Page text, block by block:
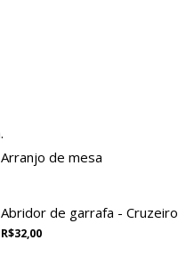
Arranjo de mesa
Abridor de garrafa - Cruzeiro
R$32,00